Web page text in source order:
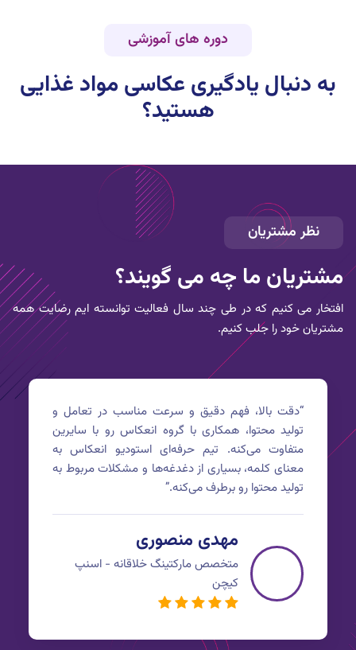
دوره های آموزشی
به دنبال یادگیری عکاسی مواد غذایی
هستید؟
“دقت بالا، فهم دقیق و سرعت مناسب در تعامل و
تولید محتوا، همکاری با گروه انعکاس رو با سایرین
متفاوت می‌کنه. تیم حرفه‌ای استودیو انعکاس به
معنای کلمه، بسیاری از دغدغه‌ها و مشکلات مربوط به
تولید محتوا رو برطرف می‌کنه.”
مهدی منصوری
متخصص مارکتینگ خلاقانه - اسنپ
کیچن
نظر مشتریان
مشتریان ما چه می گویند؟
افتخار می کنیم که در طی چند سال فعالیت توانسته ایم رضایت همه
مشتریان خود را جلب کنیم.